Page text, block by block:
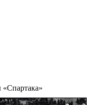
«Спартака»